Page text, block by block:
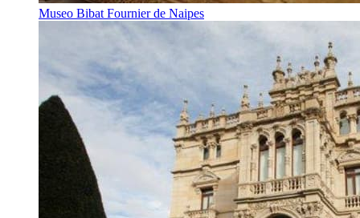
Museo Bibat Fournier de Naipes